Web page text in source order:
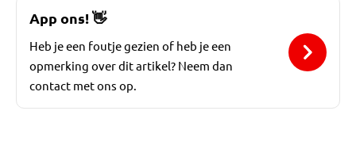
App ons!👋
Heb je een foutje gezien of heb je een
opmerking over dit artikel? Neem dan
contact met ons op.